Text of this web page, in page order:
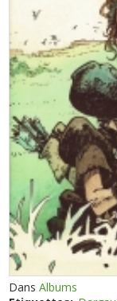
DansAlbums